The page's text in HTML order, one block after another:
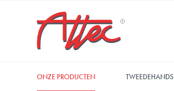
ONZE PRODUCTEN TWEEDEHANDS